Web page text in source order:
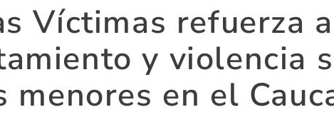
Víctimas refuerza
y violencia
menores en el